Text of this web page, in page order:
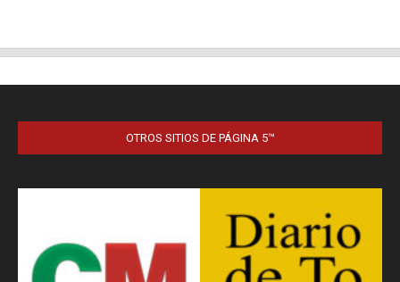
OTROS SITIOS DE PÁGINA 5™